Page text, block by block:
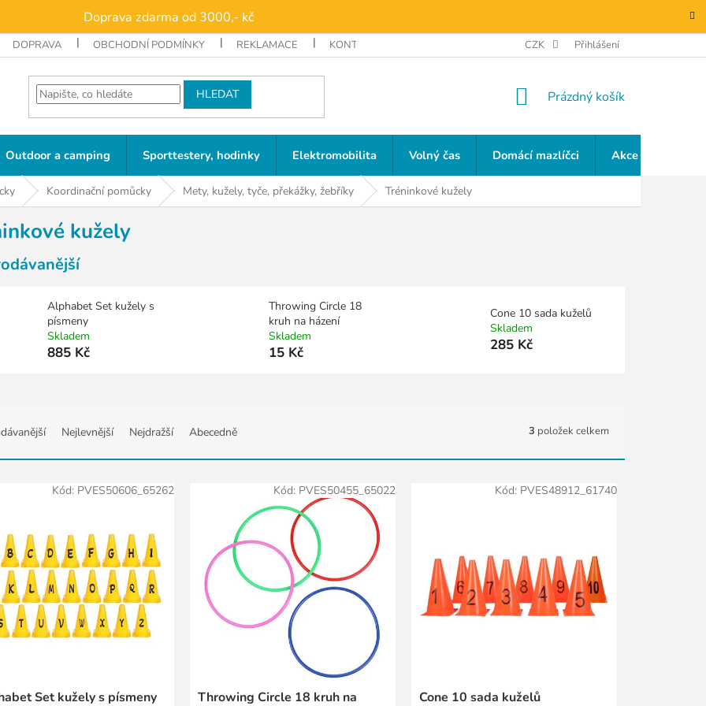
Doprava zdarma od 3000,- kč
DOPRAVA OBCHODNÍ PODMÍNKY REKLAMACE KONTAKTY CZK Přihlášení
HLEDAT
NÁKUPNÍ
Prázdný košík
Outdoor a camping Sporttestery, hodinky Elektromobilita Volný čas Domácí mazlíčci Akce a slevy
Koordinační pomůcky Mety, kužely, tyče, překážky, žebříky Tréninkové kužely
kužely
Alphabet Set kužely s
písmeny
Skladem
885 Kč
Throwing Circle 18
kruh na házení
Skladem
15 Kč
Cone 10 sada kuželů
Skladem
285 Kč
Nejlevnější Nejdražší Abecedně 3 položek celkem
Set kužely s písmeny
Kód: PVES50606_65262
Throwing Circle 18 kruh na
Kód: PVES50455_65022
Cone 10 sada kuželů
Kód: PVES48912_61740